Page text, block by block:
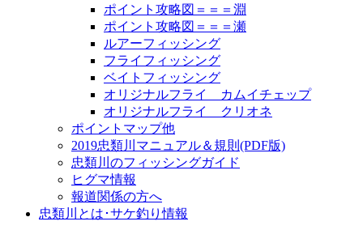
ポイント攻略図＝＝＝淵
ポイント攻略図＝＝＝瀬
ルアーフィッシング
フライフィッシング
ベイトフィッシング
オリジナルフライ カムイチェップ
オリジナルフライ クリオネ
ポイントマップ他
2019忠類川マニュアル＆規則(PDF版)
忠類川のフィッシングガイド
ヒグマ情報
報道関係の方へ
忠類川とは･サケ釣り情報